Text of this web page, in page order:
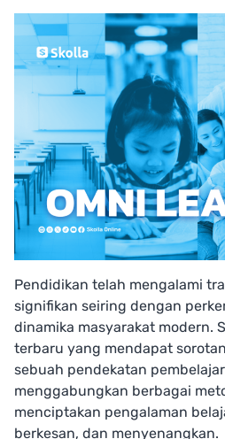
Pendidikan telah mengalami
signifikan seiring dengan
dinamika masyarakat modern.
terbaru yang mendapat
sebuah pendekatan
menggabungkan berbagai
menciptakan pengalaman
berkesan, dan menyenangkan.